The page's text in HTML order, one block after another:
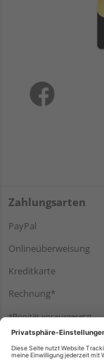
Zahlungsarten
PayPal
Onlineüberweisung
Kreditkarte
Rechnung*
*Bonität vorausgesetzt